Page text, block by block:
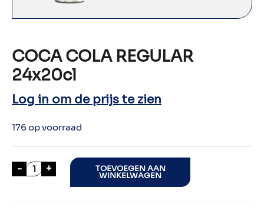
COCA COLA REGULAR
24x20cl
Log in om de prijs te zien
176 op voorraad
- COCA COLA REGULAR 24x20cl aantal
+ TOEVOEGEN AAN
WINKELWAGEN